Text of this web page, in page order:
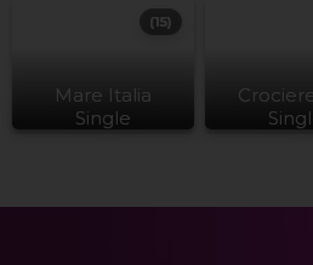
Mare Italia
Single
(15)